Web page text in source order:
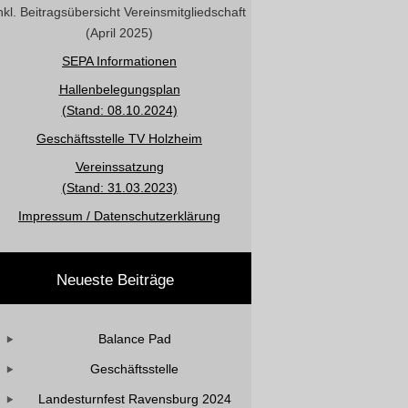
Beitragsübersicht Vereinsmitgliedschaft
(April 2025)
SEPA Informationen
Hallenbelegungsplan
(Stand: 08.10.2024)
Geschäftsstelle TV Holzheim
Vereinssatzung
(Stand: 31.03.2023)
Impressum / Datenschutzerklärung
Neueste Beiträge
Balance Pad
Geschäftsstelle
Landesturnfest Ravensburg 2024